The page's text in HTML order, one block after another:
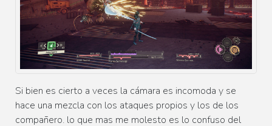
Si bien es cierto a veces la cámara es incomoda y se
hace una mezcla con los ataques propios y los de los
compañero. lo que mas me molesto es lo confuso del